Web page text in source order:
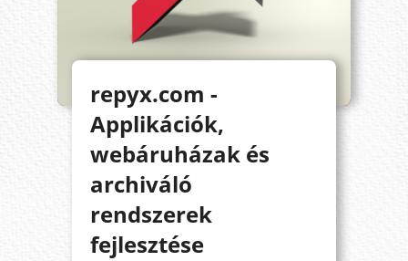
repyx.com -
Applikációk,
webáruházak és
archiváló
rendszerek
fejlesztése